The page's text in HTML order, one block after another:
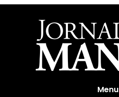
Menu